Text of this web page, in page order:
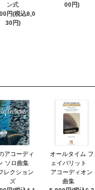
ン式
円(税込8,0
30円)
00円)
アコーディ
ソロ曲集
レクション
ズ
オールタイム フ
ェイバリット
アコーディオン
曲集